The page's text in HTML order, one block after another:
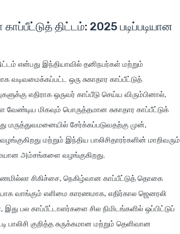
திட்டம்: 2025 படிப்படியான
என்பது இந்தியாவில் தனிநபர்கள் மற்றும்
வடிவமைக்கப்பட்ட ஒரு சுகாதார காப்பீட்டுத்
எதிராக ஒருவர் காப்பீடு செய்ய விரும்பினால்,
மிகவும் பொருத்தமான சுகாதார காப்பீட்டுக்
சேர்க்கப்படுவதற்கு முன்,
மற்றும் இந்திய பாலிசிதாரர்களின் மாறிவரும்
அம்சங்களை வழங்குகிறது.
சிகிச்சை, நெகிழ்வான காப்பீட்டுத் தொகை
வாங்கும் எளிமை காரணமாக, எதிர்கால ஜெனரலி
பல காப்பீட்டாளர்களை சில நிமிடங்களில் ஒப்பிட்டுப்
குறித்த சுருக்கமான மற்றும் தெளிவான